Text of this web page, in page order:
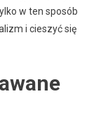
w ten sposób
i cieszyć się